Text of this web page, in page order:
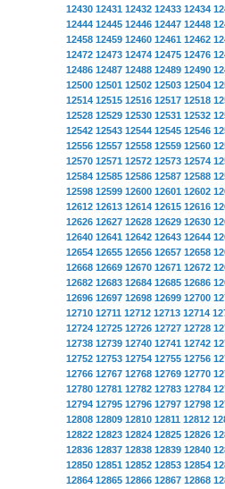
12430 12431 12432 12433 12434
12444 12445 12446 12447 12448
12458 12459 12460 12461 12462
12472 12473 12474 12475 12476
12486 12487 12488 12489 12490
12500 12501 12502 12503 12504
12514 12515 12516 12517 12518
12528 12529 12530 12531 12532
12542 12543 12544 12545 12546
12556 12557 12558 12559 12560
12570 12571 12572 12573 12574
12584 12585 12586 12587 12588
12598 12599 12600 12601 12602
12612 12613 12614 12615 12616
12626 12627 12628 12629 12630
12640 12641 12642 12643 12644
12654 12655 12656 12657 12658
12668 12669 12670 12671 12672
12682 12683 12684 12685 12686
12696 12697 12698 12699 12700
12710 12711 12712 12713 12714
12724 12725 12726 12727 12728
12738 12739 12740 12741 12742
12752 12753 12754 12755 12756
12766 12767 12768 12769 12770
12780 12781 12782 12783 12784
12794 12795 12796 12797 12798
12808 12809 12810 12811 12812
12822 12823 12824 12825 12826
12836 12837 12838 12839 12840
12850 12851 12852 12853 12854
12864 12865 12866 12867 12868